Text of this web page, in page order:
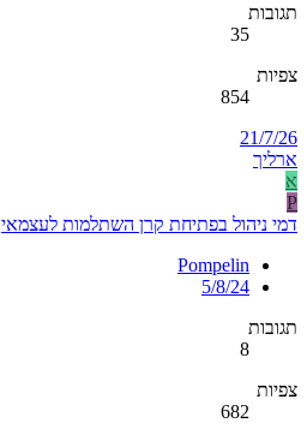
תגובות
35
צפיות
854
21/7/26
ארליך
א
P
דמי ניהול בפתיחת קרן השתלמות לעצמאי
Pompelin
5/8/24
תגובות
8
צפיות
682